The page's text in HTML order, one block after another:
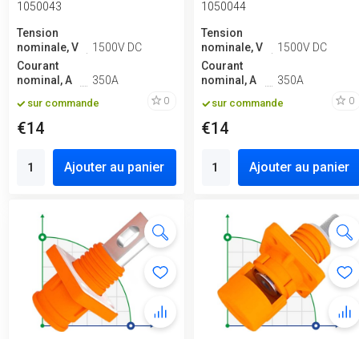
1050043
Tension
nominale, V
1500V DC
Courant
nominal, A
350A
sur commande 0
€14
Ajouter au panier
1050044
Tension
nominale, V
1500V DC
Courant
nominal, A
350A
sur commande 0
€14
Ajouter au panier